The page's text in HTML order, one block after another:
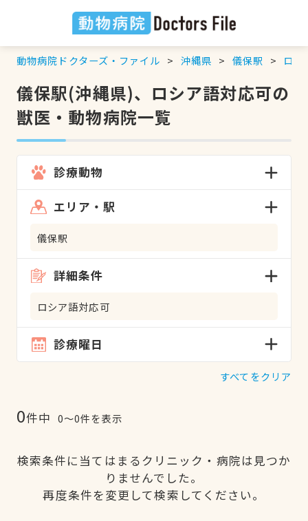
動物病院ドクターズ・ファイル 沖縄県 儀保駅 ロシ
儀保駅(沖縄県)、ロシア語対応可の
獣医・動物病院一覧
診療動物
エリア・駅
儀保駅
詳細条件
ロシア語対応可
診療曜日
すべてをクリア
0件中 0〜0件を表示
検索条件に当てはまるクリニック・病院は見つか
りませんでした。
再度条件を変更して検索してください。